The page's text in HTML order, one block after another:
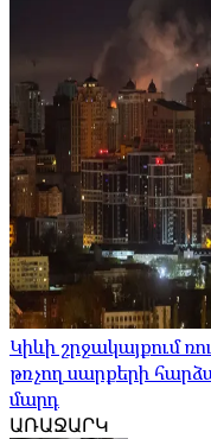
Կիևի շրջակայքում
թռչող սարքերի
մարդ
ԱՌԱՋԱՐԿ